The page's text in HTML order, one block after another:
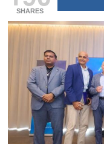
SHARES